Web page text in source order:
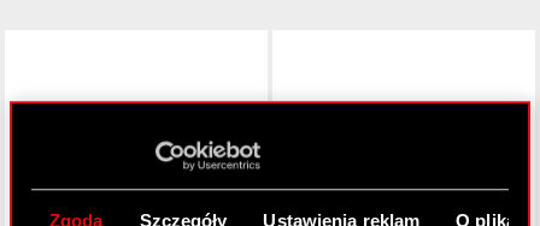
Zgoda Szczegóły Ustawienia reklam O